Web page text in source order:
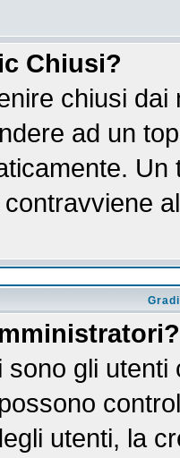
Chiusi?
chiusi
ad un
sono gli
utenti, la